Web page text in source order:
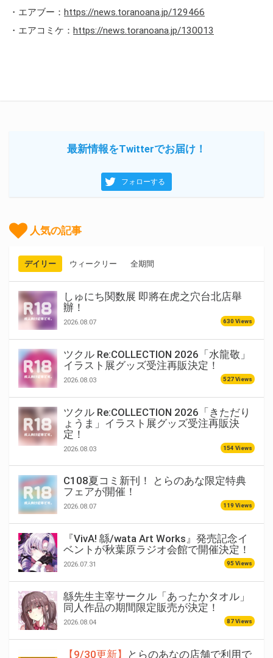
・エアブー： https://news.toranoana.jp/129466
・エアコミケ： https://news.toranoana.jp/130013
最新情報をTwitterでお届け！
フォローする
人気の記事
デイリー ウィークリー 全期間
しゅにち関数展 即將在虎之穴台北店舉
辦！
2026.08.07 630 Views
ツクル Re:COLLECTION 2026「水龍敬」
イラスト展グッズ受注再販決定！
2026.08.03 527 Views
ツクル Re:COLLECTION 2026「きただり
ょうま」イラスト展グッズ受注再販決
定！
2026.08.03 154 Views
C108夏コミ新刊！ とらのあな限定特典
フェアが開催！
2026.08.07 119 Views
『VivA! 緜/wata Art Works』発売記念イ
ベントが秋葉原ラジオ会館で開催決定！
2026.07.31 95 Views
緜先生主宰サークル「あったかタオル」
同人作品の期間限定販売が決定！
2026.08.04 87 Views
【9/30更新】 とらのあなの店舗で利用で